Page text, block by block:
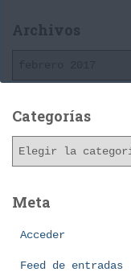
Archivos
h
o
Categorías
e
Meta
Acceder
Feed de entradas